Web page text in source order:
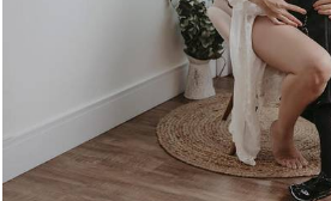
1566